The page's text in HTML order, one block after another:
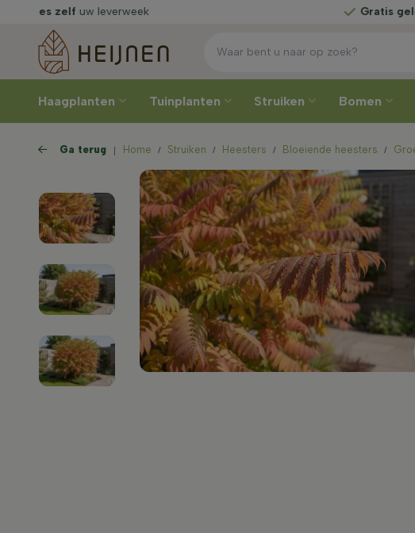
van de kweker Kies zelfuw
Haagplanten Tuinplanten Struiken Bomen
Ga terug Home Struiken Heesters Bloeiende heesters